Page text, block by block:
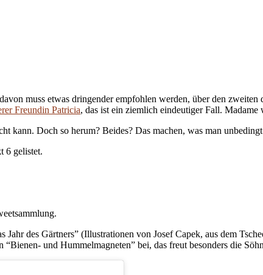
muss etwas dringender empfohlen werden, über den
Freundin Patricia, das ist ein ziemlich eindeutiger Fall.
kann. Doch so herum? Beides? Das machen, was man
6 gelistet.
des Gärtners” (Illustrationen von Josef Capek, aus dem
und Hummelmagneten” bei, das freut besonders die